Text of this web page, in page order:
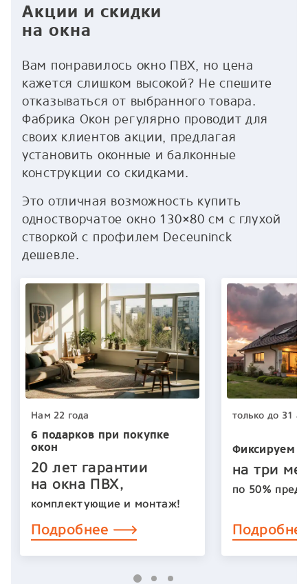
Акции и скидки
на окна
Вам понравилось окно ПВХ, но цена
кажется слишком высокой? Не спешите
отказываться от выбранного товара.
Фабрика Окон регулярно проводит для
своих клиентов акции, предлагая
установить оконные и балконные
конструкции со скидками.
Это отличная возможность купить
одностворчатое окно 130×80 см с глухой
створкой с профилем Deceuninck
дешевле.
Нам 22 года
6 подарков при покупке
окон
20 лет гарантии
на окна ПВХ,
комплектующие и монтаж!
Подробнее
только до 31
Фиксируем
на три
по 50%